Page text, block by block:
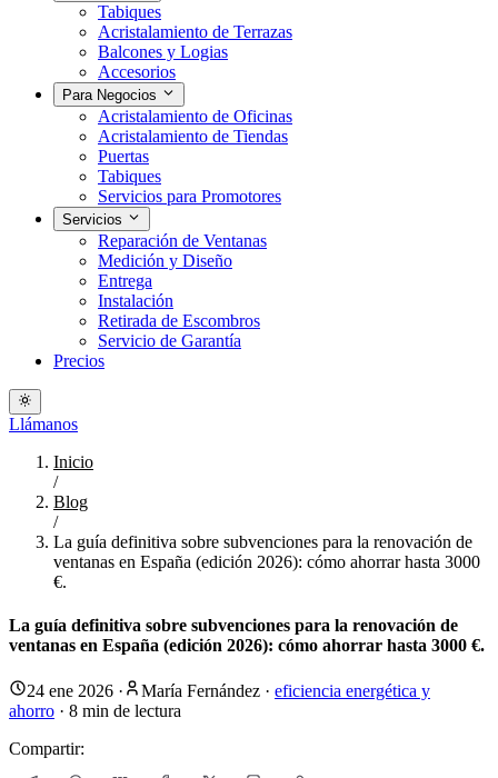
Tabiques
Acristalamiento de Terrazas
Balcones y Logias
Accesorios
Para Negocios
Acristalamiento de Oficinas
Acristalamiento de Tiendas
Puertas
Tabiques
Servicios para Promotores
Servicios
Reparación de Ventanas
Medición y Diseño
Entrega
Instalación
Retirada de Escombros
Servicio de Garantía
Precios
Llámanos
Inicio
/
Blog
/
La guía definitiva sobre subvenciones para la renovación de
ventanas en España (edición 2026): cómo ahorrar hasta 3000
€.
La guía definitiva sobre subvenciones para la renovación de
ventanas en España (edición 2026): cómo ahorrar hasta 3000 €.
24 ene 2026 · María Fernández · eficiencia energética y
ahorro · 8 min de lectura
Compartir: